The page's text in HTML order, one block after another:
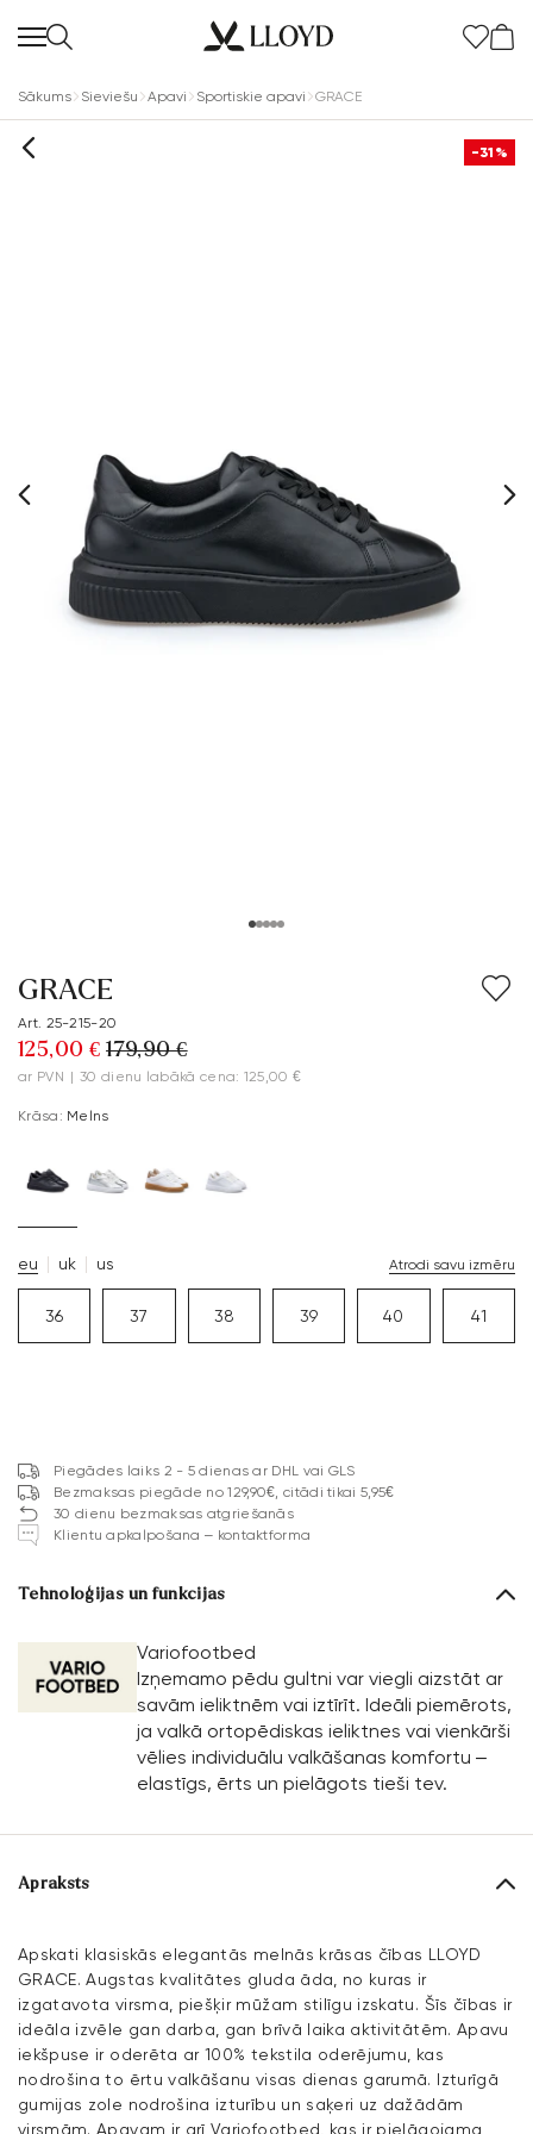
Sākums Sieviešu Apavi Sportiskie apavi GRACE
-31%
GRACE
Art. 25-215-20
125,00 € 179,90 €
ar PVN | 30 dienu labākā cena: 125,00 €
Krāsa: Melns
eu uk us Atrodi savu izmēru
36 37 38 39 40 41
Piegādes laiks 2 - 5 dienas ar DHL vai GLS
Bezmaksas piegāde no 129,90€, citādi tikai 5,95€
30 dienu bezmaksas atgriešanās
Klientu apkalpošana – kontaktforma
Tehnoloģijas un funkcijas
Variofootbed
Izņemamo pēdu gultni var viegli aizstāt ar
savām ieliktnēm vai iztīrīt. Ideāli piemērots,
ja valkā ortopēdiskas ieliktnes vai vienkārši
vēlies individuālu valkāšanas komfortu –
elastīgs, ērts un pielāgots tieši tev.
Apraksts
Apskati klasiskās elegantās melnās krāsas čības LLOYD
GRACE. Augstas kvalitātes gluda āda, no kuras ir
izgatavota virsma, piešķir mūžam stilīgu izskatu. Šīs čības ir
ideāla izvēle gan darba, gan brīvā laika aktivitātēm. Apavu
iekšpuse ir oderēta ar 100% tekstila oderējumu, kas
nodrošina to ērtu valkāšanu visas dienas garumā. Izturīgā
gumijas zole nodrošina izturību un saķeri uz dažādām
virsmām. Apavam ir arī Variofootbed, kas ir pielāgojama